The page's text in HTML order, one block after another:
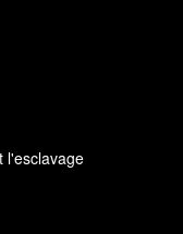
l'esclavage